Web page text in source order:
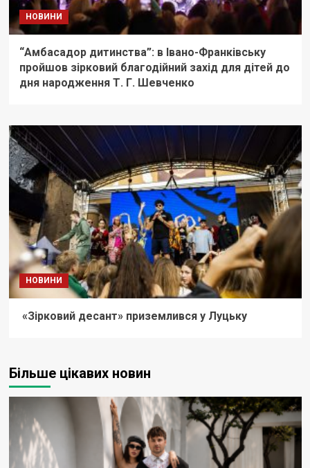
НОВИНИ
“Амбасадор дитинства”: в Івано-Франківську
пройшов зірковий благодійний захід для дітей до
дня народження Т. Г. Шевченко
НОВИНИ
«Зірковий десант» приземлився у Луцьку
Більше цікавих новин